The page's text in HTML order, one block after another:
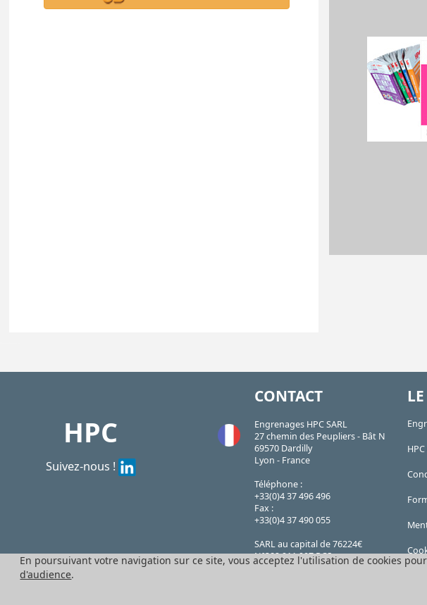
HPC
Suivez-nous !
CONTACT
Engrenages HPC SARL
27 chemin des Peupliers - Bât N
69570 Dardilly
Lyon - France
Téléphone :
+33(0)4 37 496 496
Fax :
+33(0)4 37 490 055
SARL au capital de 76224€
N°382 911 907 RCS
Lyon, code APE 4669B
En poursuivant votre navigation sur ce site, vous acceptez l'utilisation de cookies
d'audience.